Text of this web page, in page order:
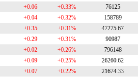
+0.06 +0.33% 76125
+0.04 +0.32% 158789
+0.35 +0.31% 47275.67
+0.29 +0.31% 90987
+0.02 +0.26% 796148
+0.09 +0.25% 26260.62
+0.07 +0.22% 21674.33